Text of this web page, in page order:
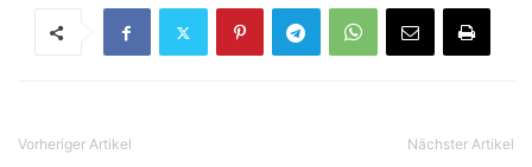
Vorheriger Artikel Nächster Artikel